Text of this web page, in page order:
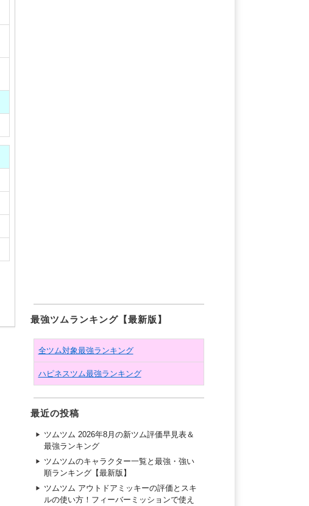
最強ツムランキング【最新版】
全ツム対象最強ランキング
ハピネスツム最強ランキング
最近の投稿
ツムツム 2026年8月の新ツム評価早見表＆
最強ランキング
ツムツムのキャラクター一覧と最強・強い
順ランキング【最新版】
ツムツム アウトドアミッキーの評価とスキ
ルの使い方！フィーバーミッションで使え